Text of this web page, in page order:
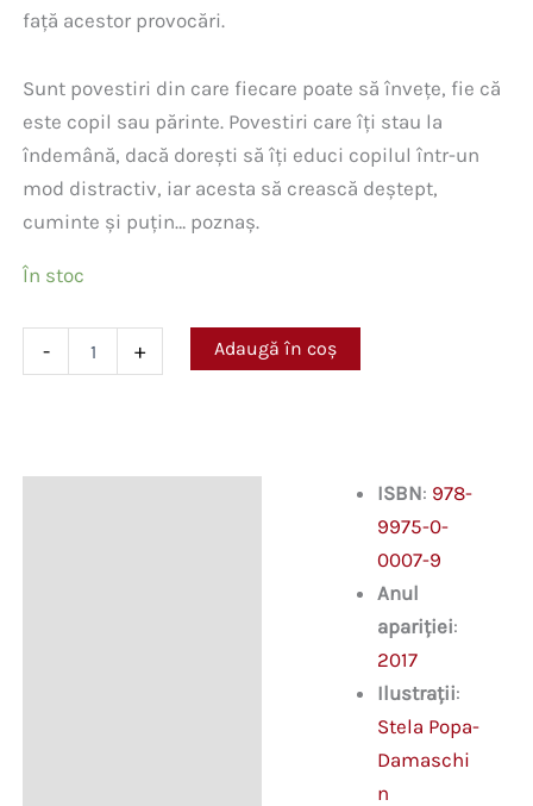
faţă acestor provocări.
Sunt povestiri din care fiecare poate să înveţe, fie că
este copil sau părinte. Povestiri care îţi stau la
îndemână, dacă doreşti să îţi educi copilul într-un
mod distractiv, iar acesta să crească deștept,
cuminte și puțin… poznaș.
În stoc
-
crescut
+ Adaugă în coș
ISBN: 978-
9975-0-
0007-9
Anul
apariției:
2017
Ilustrații:
Stela Popa-
Damaschi
n